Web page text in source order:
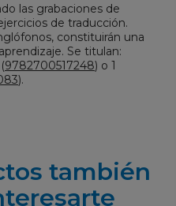
las grabaciones de
de traducción.
constituirán una
Se titulan:
9782700517248) o 1
).
también